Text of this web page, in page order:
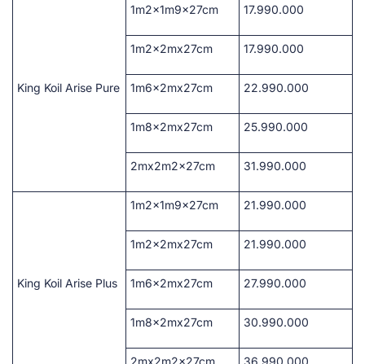
King Koil Arise Pure
1m2x1m9x27cm 17.990.000
1m2x2mx27cm 17.990.000
1m6x2mx27cm 22.990.000
1m8x2mx27cm 25.990.000
2mx2m2x27cm 31.990.000
King Koil Arise Plus
1m2x1m9x27cm 21.990.000
1m2x2mx27cm 21.990.000
1m6x2mx27cm 27.990.000
1m8x2mx27cm 30.990.000
2mx2m2x27cm 36.990.000